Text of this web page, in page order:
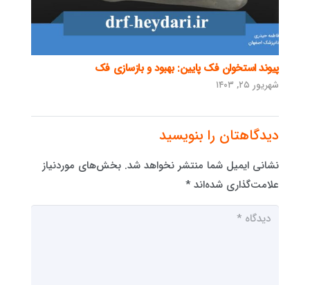
پیوند استخوان فک پایین: بهبود و بازسازی فک
شهریور ۲۵, ۱۴۰۳
دیدگاهتان را بنویسید
نشانی ایمیل شما منتشر نخواهد شد. بخش‌های موردنیاز
علامت‌گذاری شده‌اند *